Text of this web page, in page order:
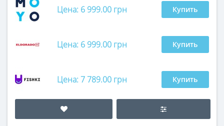
Цена: 6 999.00 грн Купить
Цена: 6 999.00 грн Купить
Цена: 7 789.00 грн Купить